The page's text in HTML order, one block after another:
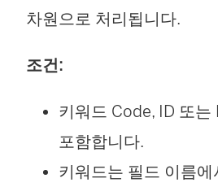
차원으로 처리됩니다.
조건:
키워드 Code, ID 또는
포함합니다.
키워드는 필드 이름에